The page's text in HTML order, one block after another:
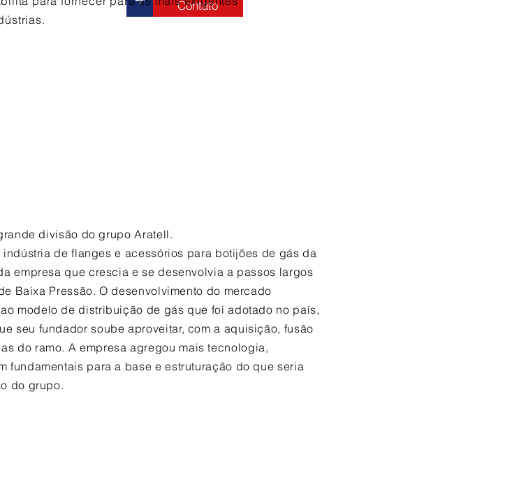
Contato
divisão do grupo Aratell.
de flanges e acessórios para botijões de gás da
empresa que crescia e se desenvolvia a passos largos
Baixa Pressão. O desenvolvimento do mercado
modelo de distribuição de gás que foi adotado no país,
seu fundador soube aproveitar, com a aquisição, fusão
do ramo. A empresa agregou mais tecnologia,
fundamentais para a base e estruturação do que seria
do grupo.